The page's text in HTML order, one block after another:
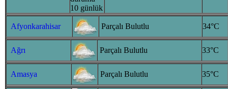
Afyonkarahisar Parçalı Bulutlu 34°C
Ağrı Parçalı Bulutlu 33°C
Amasya Parçalı Bulutlu 35°C